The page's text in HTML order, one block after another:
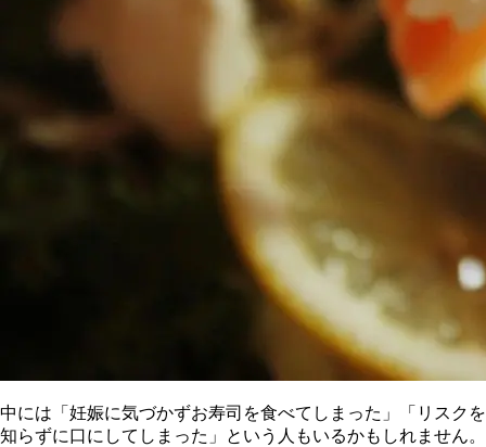
中には「妊娠に気づかずお寿司を食べてしまった」「リスクを
知らずに口にしてしまった」という人もいるかもしれません。